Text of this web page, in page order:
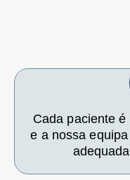
Cada paciente é
e a nossa